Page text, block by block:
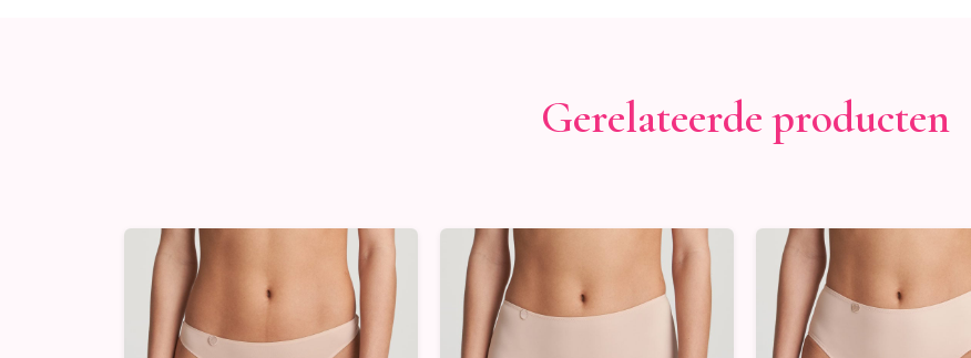
Gerelateerde producten